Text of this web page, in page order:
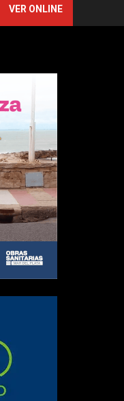
VER ONLINE